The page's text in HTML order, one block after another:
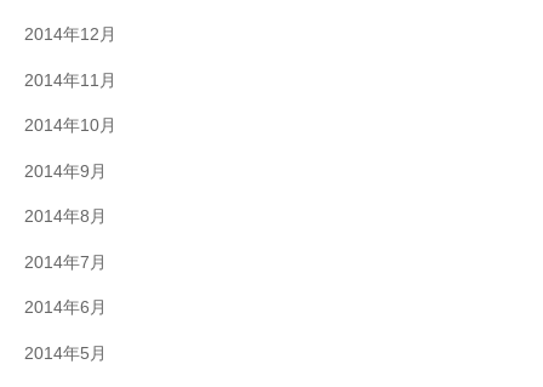
2014年12月
2014年11月
2014年10月
2014年9月
2014年8月
2014年7月
2014年6月
2014年5月